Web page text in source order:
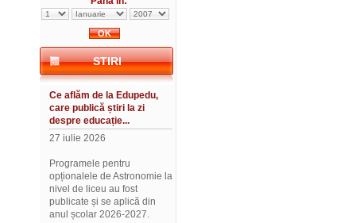
STIRI
Ce aflăm de la Edupedu,
care publică știri la zi
despre educație...
27 iulie 2026
Programele pentru
opționalele de Astronomie la
nivel de liceu au fost
publicate și se aplică din
anul școlar 2026-2027.